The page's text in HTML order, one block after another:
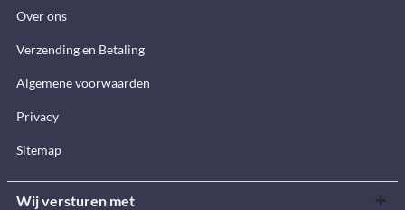
Over ons
Verzending en Betaling
Algemene voorwaarden
Privacy
Sitemap
Wij versturen met